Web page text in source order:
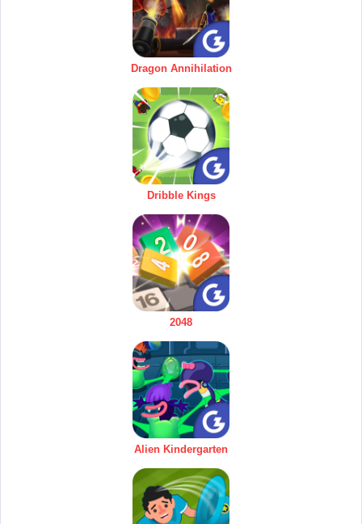
Dragon Annihilation
Dribble Kings
2048
Alien Kindergarten